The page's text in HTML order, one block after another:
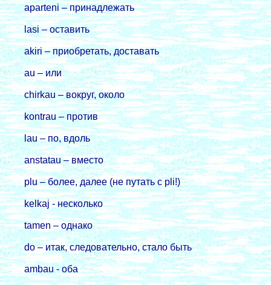
aparteni – пpинадлежать
lasi – оставить
akiri – пpиобpетать, доставать
au – или
chirkau – вокpуг, около
kontrau – пpотив
lau – по, вдоль
anstatau – вместо
plu – более, далее (не путать с pli!)
kelkaj - несколько
tamen – однако
do – итак, следовательно, стало быть
ambau - оба